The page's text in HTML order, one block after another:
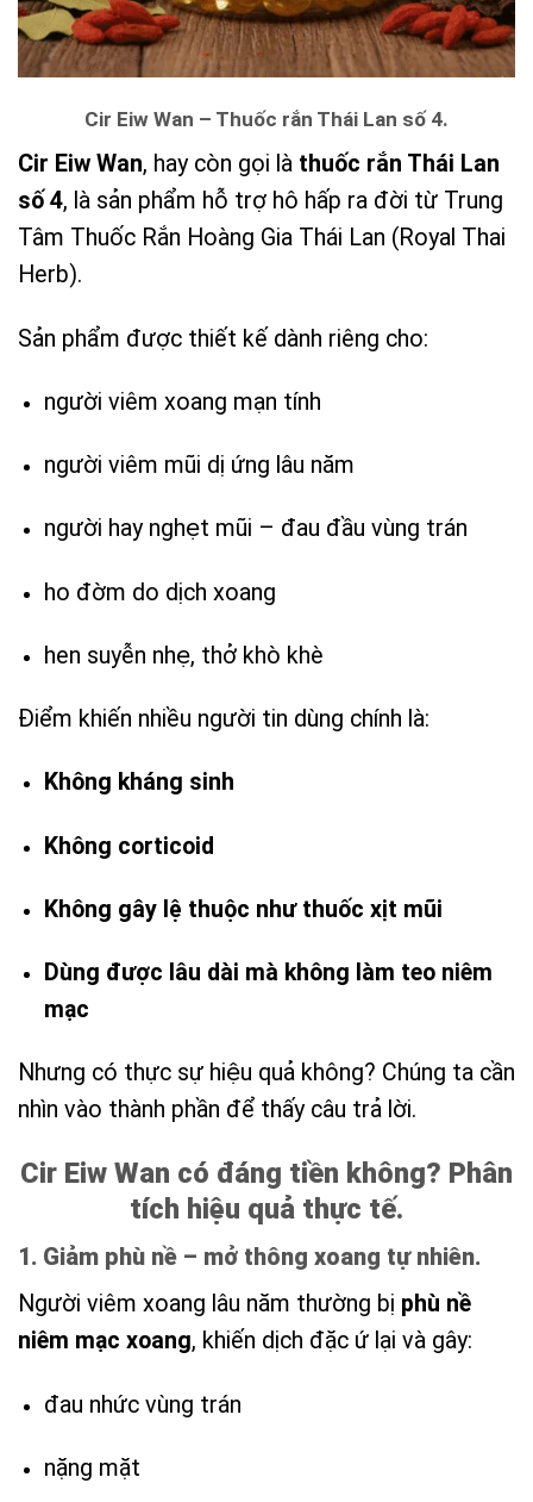
Cir Eiw Wan – Thuốc rắn Thái Lan số 4.
Cir Eiw Wan, hay còn gọi là thuốc rắn Thái Lan
số 4, là sản phẩm hỗ trợ hô hấp ra đời từ Trung
Tâm Thuốc Rắn Hoàng Gia Thái Lan (Royal Thai
Herb).
Sản phẩm được thiết kế dành riêng cho:
người viêm xoang mạn tính
người viêm mũi dị ứng lâu năm
người hay nghẹt mũi – đau đầu vùng trán
ho đờm do dịch xoang
hen suyễn nhẹ, thở khò khè
Điểm khiến nhiều người tin dùng chính là:
Không kháng sinh
Không corticoid
Không gây lệ thuộc như thuốc xịt mũi
Dùng được lâu dài mà không làm teo niêm
mạc
Nhưng có thực sự hiệu quả không? Chúng ta cần
nhìn vào thành phần để thấy câu trả lời.
Cir Eiw Wan có đáng tiền không? Phân
tích hiệu quả thực tế.
1. Giảm phù nề – mở thông xoang tự nhiên.
Người viêm xoang lâu năm thường bị phù nề
niêm mạc xoang, khiến dịch đặc ứ lại và gây:
đau nhức vùng trán
nặng mặt